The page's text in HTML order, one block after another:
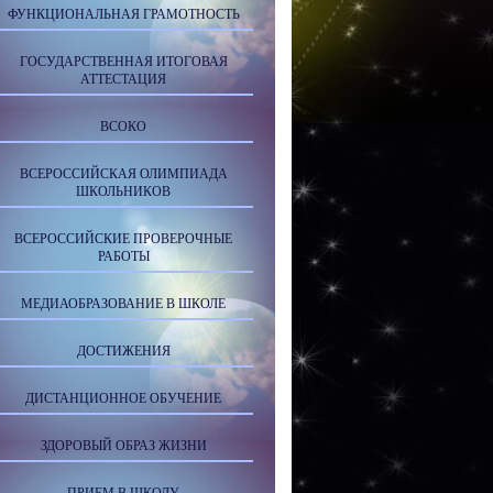
ФУНКЦИОНАЛЬНАЯ ГРАМОТНОСТЬ
ГОСУДАРСТВЕННАЯ ИТОГОВАЯ
АТТЕСТАЦИЯ
ВСОКО
ВСЕРОССИЙСКАЯ ОЛИМПИАДА
ШКОЛЬНИКОВ
ВСЕРОССИЙСКИЕ ПРОВЕРОЧНЫЕ
РАБОТЫ
МЕДИАОБРАЗОВАНИЕ В ШКОЛЕ
ДОСТИЖЕНИЯ
ДИСТАНЦИОННОЕ ОБУЧЕНИЕ
ЗДОРОВЫЙ ОБРАЗ ЖИЗНИ